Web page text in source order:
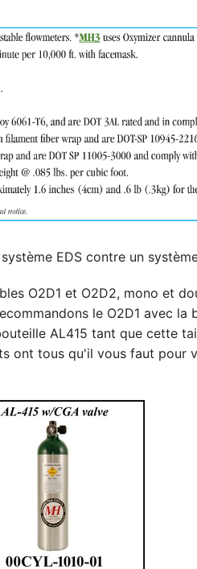
EDS contre un
O2D1 et O2D2, mono et
le O2D1 avec
AL415 tant que cette
ont tous qu'il vous faut